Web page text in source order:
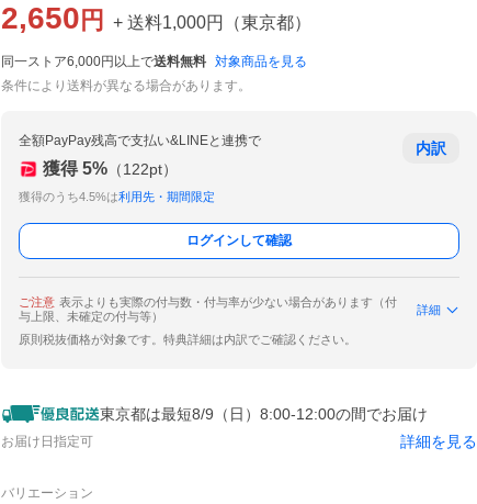
2,650 円 + 送料1,000円 （東京都）
同一ストア6,000円以上で送料無料 対象商品を見る
条件により送料が異なる場合があります。
全額PayPay残高で支払い&LINEと連携で
獲得 5% （122pt）
獲得のうち4.5%は利用先・期間限定
内訳
ログインして確認
ご注意 表示よりも実際の付与数・付与率が少ない場合があります（付
与上限、未確定の付与等）
詳細
原則税抜価格が対象です。特典詳細は内訳でご確認ください。
東京都は最短8/9（日）8:00-12:00の間でお届け
お届け日指定可 詳細を見る
バリエーション